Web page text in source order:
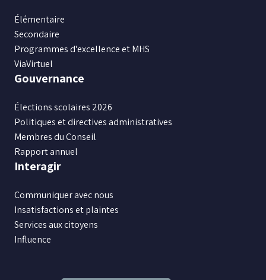
Élémentaire
Secondaire
Programmes d'excellence et MHS
ViaVirtuel
Gouvernance
Élections scolaires 2026
Politiques et directives administratives
Membres du Conseil
Rapport annuel
Interagir
Communiquer avec nous
Insatisfactions et plaintes
Services aux citoyens
Influence